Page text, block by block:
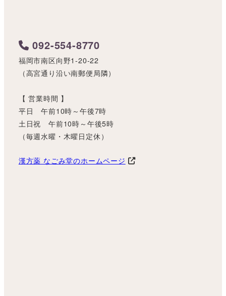
092-554-8770
福岡市南区向野1-20-22
（高宮通り沿い南郵便局隣）
【 営業時間 】
平日 午前10時～午後7時
土日祝 午前10時～午後5時
（毎週水曜・木曜日定休）
漢方薬 なごみ堂のホームページ